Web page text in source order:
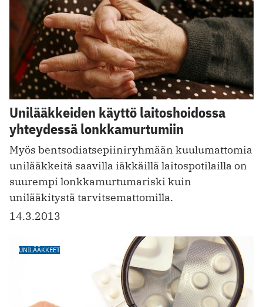
Unilääkkeiden käyttö laitoshoidossa
yhteydessä lonkkamurtumiin
Myös bentsodiatsepiiniryhmään kuulumattomia
unilääkkeitä saavilla iäkkäillä laitospotilailla on
suurempi lonkkamurtumariski kuin
unilääkitystä tarvitsemattomilla.
14.3.2013
UNILÄÄKKEET